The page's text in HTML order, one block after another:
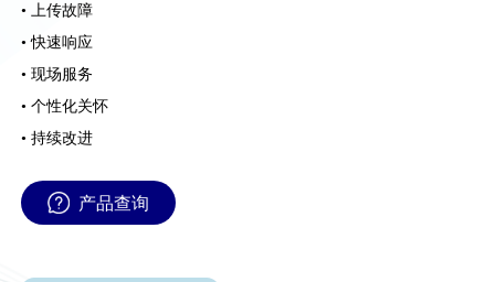
• 上传故障
• 快速响应
• 现场服务
• 个性化关怀
• 持续改进
产品查询